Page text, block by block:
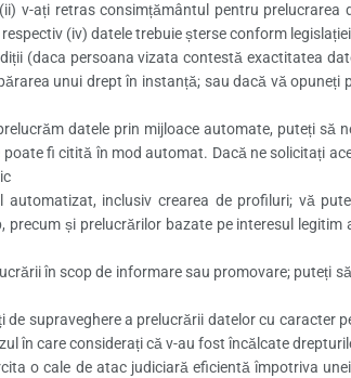
v-ați retras consimțământul pentru
(iv) datele trebuie șterse conform
(daca persoana vizata contestă exactitatea
unui drept în instanță; sau dacă vă opuneți
datele prin mijloace automate, puteți să
fi citită în mod automat. Dacă ne solicitați
inclusiv crearea de profiluri; vă
și prelucrărilor bazate pe interesul
în scop de informare sau promovare; puteți
supraveghere a prelucrării datelor cu caracter
în care considerați că v-au fost încălcate
o cale de atac judiciară eficientă împotriva